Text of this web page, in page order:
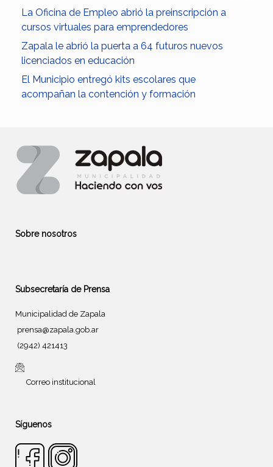
La Oficina de Empleo abrió la preinscripción a
cursos virtuales para emprendedores
Zapala le abrió la puerta a 64 futuros nuevos
licenciados en educación
El Municipio entregó kits escolares que
acompañan la contención y formación
Sobre nosotros
Subsecretaría de Prensa
Municipalidad de Zapala
prensa@zapala.gob.ar
(2942) 421413
Correo institucional
Síguenos